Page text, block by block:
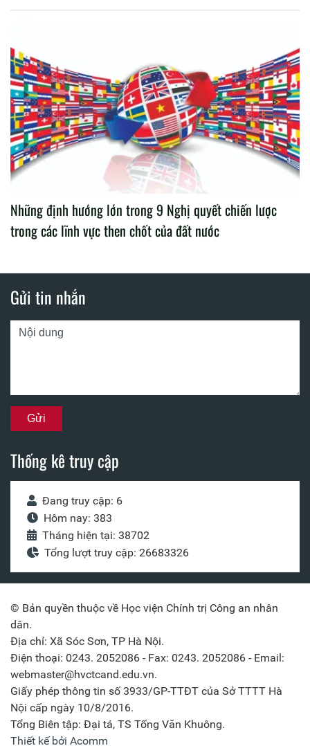
Những định hướng lớn trong 9 Nghị quyết chiến lược
trong các lĩnh vực then chốt của đất nước
Gửi tin nhắn
Thống kê truy cập
Đang truy cập: 6
Hôm nay: 383
Tháng hiện tại: 38702
Tổng lượt truy cập: 26683326
© Bản quyền thuộc về Học viện Chính trị Công an nhân
dân.
Địa chỉ: Xã Sóc Sơn, TP Hà Nội.
Điện thoại: 0243. 2052086 - Fax: 0243. 2052086 - Email:
webmaster@hvctcand.edu.vn.
Giấy phép thông tin số 3933/GP-TTĐT của Sở TTTT Hà
Nội cấp ngày 10/8/2016.
Tổng Biên tập: Đại tá, TS Tống Văn Khuông.
Thiết kế bởi Acomm